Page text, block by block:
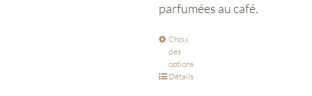
parfumées au café.
Choix
des
options
Détails